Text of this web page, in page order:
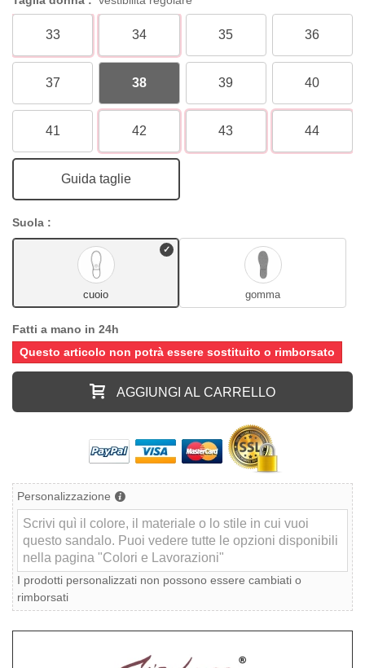
33 34 35 36
37 38 39 40
41 42 43 44
Guida taglie
Suola :
cuoio gomma
Fatti a mano in 24h
Questo articolo non potrà essere sostituito o rimborsato
AGGIUNGI AL CARRELLO
Personalizzazione
I prodotti personalizzati non possono essere cambiati o
rimborsati